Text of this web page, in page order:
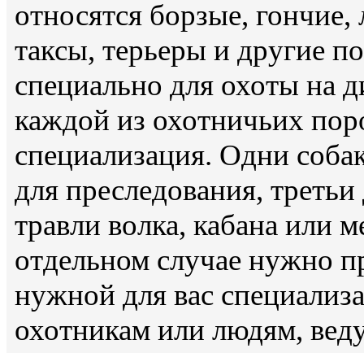
относятся борзые,
таксы, терьеры и другие
специально для охоты на
каждой из охотничьих
специализация. Одни
для преследования,
травли волка, кабана или
отдельном случае нужно
нужной для вас
охотникам или людям,